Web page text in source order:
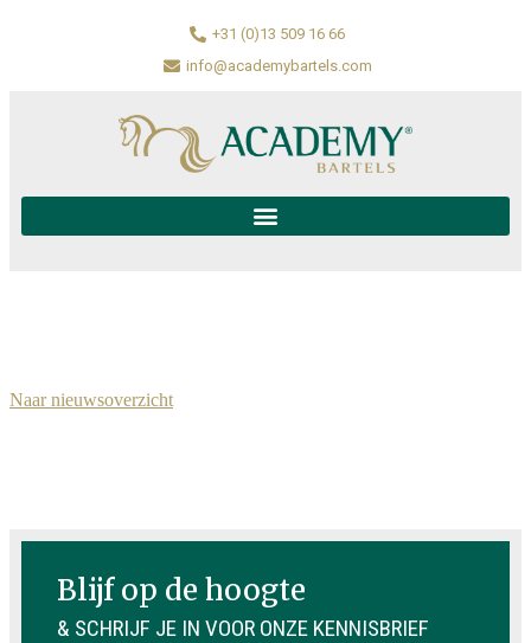
+31 (0)13 509 16 66
info@academybartels.com
Naar nieuwsoverzicht
Blijf op de hoogte
& SCHRIJF JE IN VOOR ONZE KENNISBRIEF